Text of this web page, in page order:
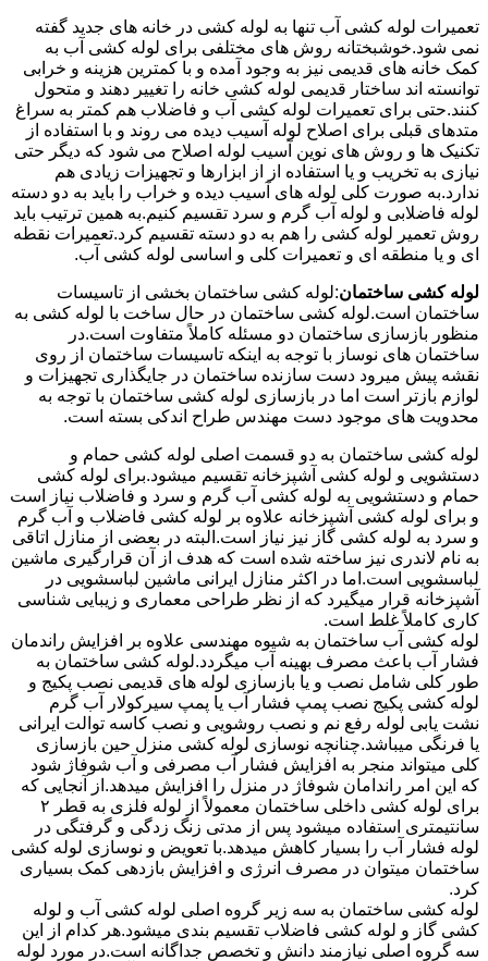
تعمیرات لوله کشی آب تنها به لوله کشی در خانه های جدید گفته
نمی شود.خوشبختانه روش های مختلفی برای لوله کشی آب به
کمک خانه های قدیمی نیز به وجود آمده و با کمترین هزینه و خرابی
توانسته اند ساختار قدیمی لوله کشی خانه را تغییر دهند و متحول
کنند.حتی برای تعمیرات لوله کشی آب و فاضلاب هم کمتر به سراغ
متدهای قبلی برای اصلاح لوله آسیب دیده می روند و با استفاده از
تکنیک ها و روش های نوین آسیب لوله اصلاح می شود که دیگر حتی
نیازی به تخریب و یا استفاده از از ابزارها و تجهیزات زیادی هم
ندارد.به صورت کلی لوله های آسیب دیده و خراب را باید به دو دسته
لوله فاضلابی و لوله آب گرم و سرد تقسیم کنیم.به همین ترتیب باید
روش تعمیر لوله کشی را هم به دو دسته تقسیم کرد.تعمیرات نقطه
ای و یا منطقه ای و تعمیرات کلی و اساسی لوله کشی آب.
لوله کشی ساختمان:لوله کشی ساختمان بخشی از تاسیسات
ساختمان است.لوله کشی ساختمان در حال ساخت با لوله کشی به
منظور بازسازی ساختمان دو مسئله کاملاً متفاوت است.در
ساختمان های نوساز با توجه به اینکه تاسیسات ساختمان از روی
نقشه پیش میرود دست سازنده ساختمان در جایگذاری تجهیزات و
لوازم بازتر است اما در بازسازی لوله کشی ساختمان با توجه به
محدویت های موجود دست مهندس طراح اندکی بسته است.
لوله کشی ساختمان به دو قسمت اصلی لوله کشی حمام و
دستشویی و لوله کشی آشپزخانه تقسیم میشود.برای لوله کشی
حمام و دستشویی به لوله کشی آب گرم و سرد و فاضلاب نیاز است
و برای لوله کشی آشپزخانه علاوه بر لوله کشی فاضلاب و آب گرم
و سرد به لوله کشی گاز نیز نیاز است.البته در بعضی از منازل اتاقی
به نام لاندری نیز ساخته شده است که هدف از آن قرارگیری ماشین
لباسشویی است.اما در اکثر منازل ایرانی ماشین لباسشویی در
آشپزخانه قرار میگیرد که از نظر طراحی معماری و زیبایی شناسی
کاری کاملاً غلط است.
لوله کشی آب ساختمان به شیوه مهندسی علاوه بر افزایش راندمان
فشار آب باعث مصرف بهینه آب میگردد.لوله کشی ساختمان به
طور کلی شامل نصب و یا بازسازی لوله های قدیمی نصب پکیج و
لوله کشی پکیج نصب پمپ فشار آب یا پمپ سیرکولار آب گرم
نشت یابی لوله رفع نم و نصب روشویی و نصب کاسه توالت ایرانی
یا فرنگی میباشد.چنانچه نوسازی لوله کشی منزل حین بازسازی
کلی میتواند منجر به افزایش فشار آب مصرفی و آب شوفاژ شود
که این امر راندامان شوفاژ در منزل را افزایش میدهد.از آنجایی که
برای لوله کشی داخلی ساختمان معمولاً از لوله فلزی به قطر ۲
سانتیمتری استفاده میشود پس از مدتی زنگ زدگی و گرفتگی در
لوله فشار آب را بسیار کاهش میدهد.با تعویض و نوسازی لوله کشی
ساختمان میتوان در مصرف انرژی و افزایش بازدهی کمک بسیاری
کرد.
لوله کشی ساختمان به سه زیر گروه اصلی لوله کشی آب و لوله
کشی گاز و لوله کشی فاضلاب تقسیم بندی میشود.هر کدام از این
سه گروه اصلی نیازمند دانش و تخصص جداگانه است.در مورد لوله